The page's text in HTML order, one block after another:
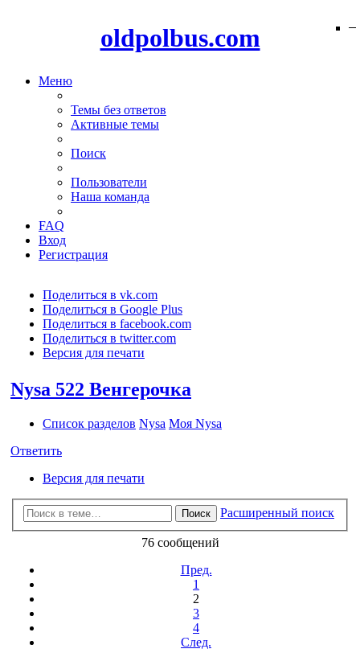
oldpolbus.com
Меню
Темы без ответов
Активные темы
Поиск
Пользователи
Наша команда
FAQ
Вход
Регистрация
Поделиться в vk.com
Поделиться в Google Plus
Поделиться в facebook.com
Поделиться в twitter.com
Версия для печати
Nysa 522 Венгерочка
Список разделов Nysa Моя Nysa
Ответить
Версия для печати
Поиск Расширенный поиск
76 сообщений
Пред.
1
2
3
4
След.
−
−
−
−
−
−
−
−
−
−
−
−
−
−
−
−
−
−
−
−